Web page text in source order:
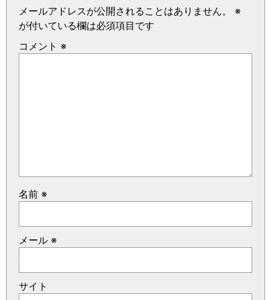
メールアドレスが公開されることはありません。
※
が付いている欄は必須項目です
コメント ※
名前 ※
メール ※
サイト